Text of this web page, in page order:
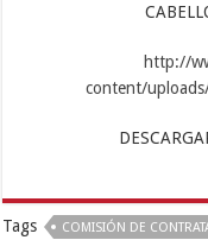
http://
content/
Tags COMISIÓN DE